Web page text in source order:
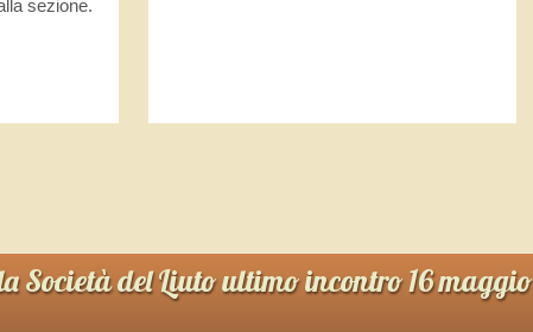
sezione.
Società del Liuto ultimo incontro 16 maggio